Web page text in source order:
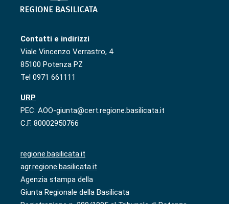
Contatti e indirizzi
Viale Vincenzo Verrastro, 4
85100 Potenza PZ
Tel 0971 661111
URP
PEC: AOO-giunta@cert.regione.basilicata.it
C.F. 80002950766
regione.basilicata.it
agr.regione.basilicata.it
Agenzia stampa della
Giunta Regionale della Basilicata